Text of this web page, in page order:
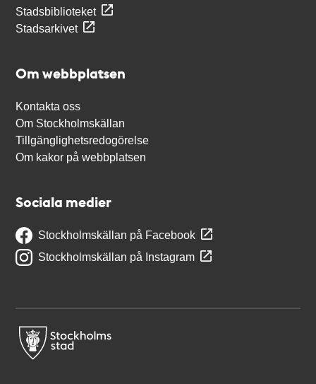
Stadsbiblioteket
Stadsarkivet
Om webbplatsen
Kontakta oss
Om Stockholmskällan
Tillgänglighetsredogörelse
Om kakor på webbplatsen
Sociala medier
Stockholmskällan på Facebook
Stockholmskällan på Instagram